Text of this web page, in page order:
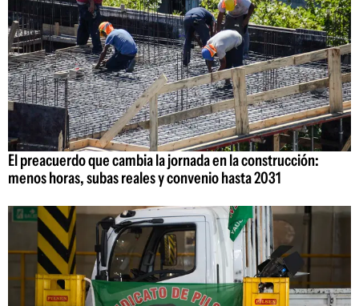
El preacuerdo que cambia la jornada en la construcción:
menos horas, subas reales y convenio hasta 2031